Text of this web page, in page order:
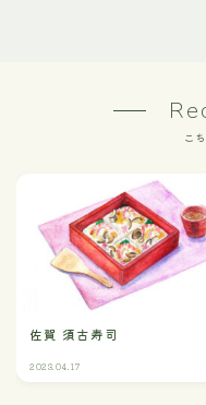
こ
佐賀 須古寿司
2023.04.17